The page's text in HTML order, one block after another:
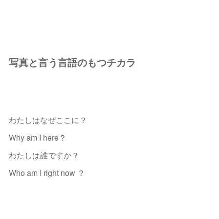
写真と言う言語のもつチカラ
わたしはなぜここに？
Why am I here？
わたしは誰ですか？
Who am I right now ？